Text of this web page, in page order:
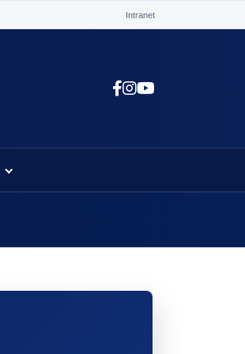
Intranet